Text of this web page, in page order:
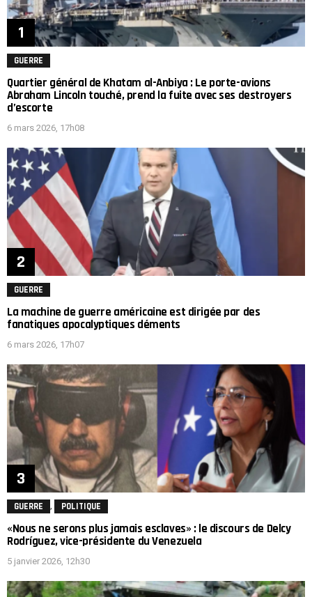
GUERRE
Quartier général de Khatam al-Anbiya : Le porte-avions
Abraham Lincoln touché, prend la fuite avec ses destroyers
d’escorte
6 mars 2026, 17h08
GUERRE
La machine de guerre américaine est dirigée par des
fanatiques apocalyptiques déments
6 mars 2026, 17h07
GUERRE , POLITIQUE
«Nous ne serons plus jamais esclaves» : le discours de Delcy
Rodríguez, vice-présidente du Venezuela
5 janvier 2026, 12h30